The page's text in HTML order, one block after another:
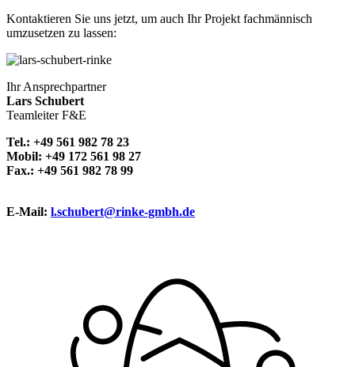
Kontaktieren Sie uns jetzt, um auch Ihr Projekt fachmännisch
umzusetzen zu lassen:
Ihr Ansprechpartner
Lars Schubert
Teamleiter F&E
Tel.: +49 561 982 78 23
Mobil: +49 172 561 98 27
Fax.: +49 561 982 78 99
E-Mail: l.schubert@rinke-gmbh.de